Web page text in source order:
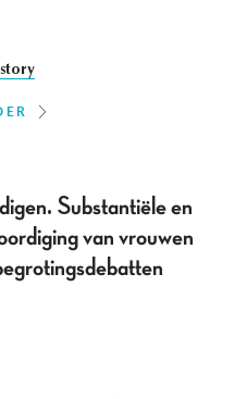
Substantiële en
van vrouwen